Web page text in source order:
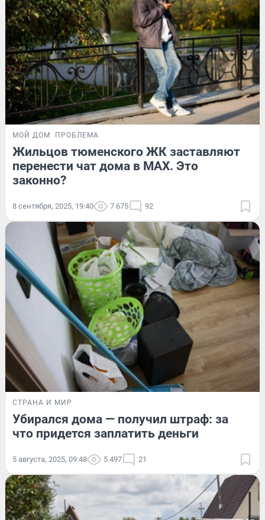
МОЙ ДОМ ПРОБЛЕМА
Жильцов тюменского ЖК заставляют
перенести чат дома в MAX. Это
законно?
8 сентября, 2025, 19:40 7 675 92
СТРАНА И МИР
Убирался дома — получил штраф: за
что придется заплатить деньги
5 августа, 2025, 09:48 5 497 21